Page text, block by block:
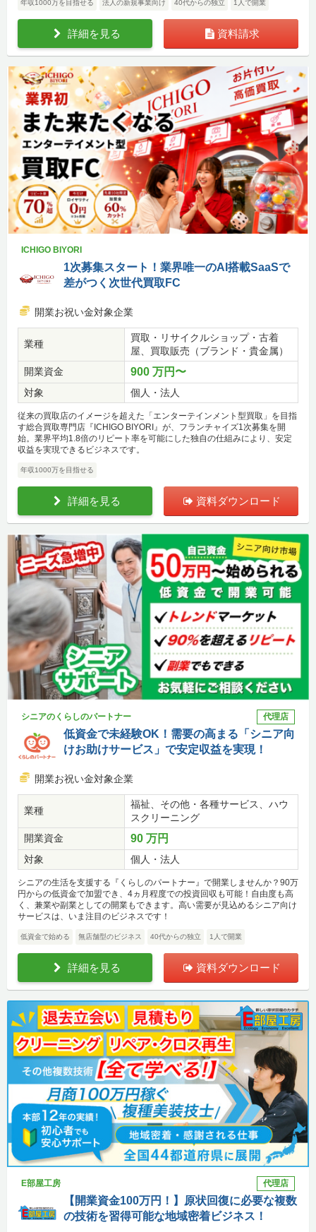
年収1000万を目指せる 法人の新規事業向け 40代からの独立 1人で開業
詳細を見る 資料請求
ICHIGO BIYORI
1次募集スタート！業界唯一のAI搭載SaaSで
差がつく次世代買取FC
開業お祝い金対象企業
業種
買取・リサイクルショップ・古着
屋、買取販売（ブランド・貴金属）
開業資金
900 万円〜
対象 個人・法人
従来の買取店のイメージを超えた「エンターテインメント型買取」を目指
す総合買取専門店『ICHIGO BIYORI』が、フランチャイズ1次募集を開
始。業界平均1.8倍のリピート率を可能にした独自の仕組みにより、安定
収益を実現できるビジネスです。
年収1000万を目指せる
詳細を見る 資料ダウンロード
シニアのくらしのパートナー 代理店
低資金で未経験OK！需要の高まる「シニア向
けお助けサービス」で安定収益を実現！
開業お祝い金対象企業
業種
福祉、その他・各種サービス、ハウ
スクリーニング
開業資金
90 万円
対象 個人・法人
シニアの生活を支援する『くらしのパートナー』で開業しませんか？90万
円からの低資金で加盟でき、4ヵ月程度での投資回収も可能！自由度も高
く、兼業や副業としての開業もできます。高い需要が見込めるシニア向け
サービスは、いま注目のビジネスです！
低資金で始める 無店舗型のビジネス 40代からの独立 1人で開業
詳細を見る 資料ダウンロード
E部屋工房 代理店
【開業資金100万円！】原状回復に必要な複数
の技術を習得可能な地域密着ビジネス！